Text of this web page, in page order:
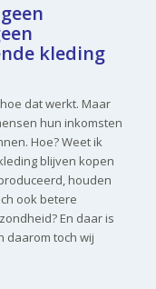
kleding
dat werkt. Maar
hun inkomsten
Hoe? Weet ik
blijven kopen
houden
ook betere
En daar is
daarom toch wij